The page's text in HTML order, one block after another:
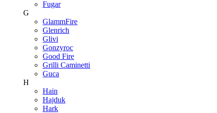
Fugar
G
GlammFire
Glenrich
Glivi
Gonzyroc
Good Fire
Grilli Caminetti
Guca
H
Hain
Hajduk
Hark